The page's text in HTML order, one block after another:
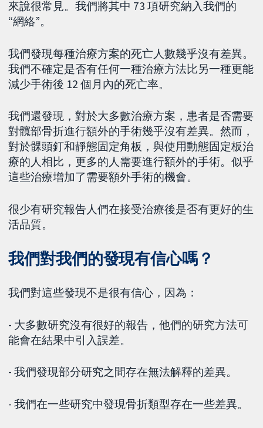
來說很常見。我們將其中 73 項研究納入我們的
“網絡”。
我們發現每種治療方案的死亡人數幾乎沒有差異。
我們不確定是否有任何一種治療方法比另一種更能
減少手術後 12 個月內的死亡率。
我們還發現，對於大多數治療方案，患者是否需要
對髖部骨折進行額外的手術幾乎沒有差異。然而，
對於髁頭釘和靜態固定角板，與使用動態固定板治
療的人相比，更多的人需要進行額外的手術。似乎
這些治療增加了需要額外手術的機會。
很少有研究報告人們在接受治療後是否有更好的生
活品質。
我們對我們的發現有信心嗎？
我們對這些發現不是很有信心，因為：
- 大多數研究沒有很好的報告，他們的研究方法可
能會在結果中引入誤差。
- 我們發現部分研究之間存在無法解釋的差異。
- 我們在一些研究中發現骨折類型存在一些差異。